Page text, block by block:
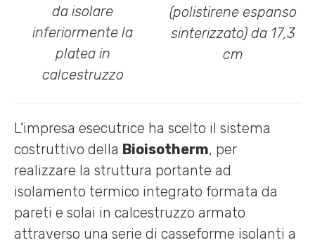
da isolare
inferiormente la
platea in
calcestruzzo
(polistirene espanso
sinterizzato) da 17,3
cm
L’impresa esecutrice ha scelto il sistema
costruttivo della Bioisotherm, per
realizzare la struttura portante ad
isolamento termico integrato formata da
pareti e solai in calcestruzzo armato
attraverso una serie di casseforme isolanti a